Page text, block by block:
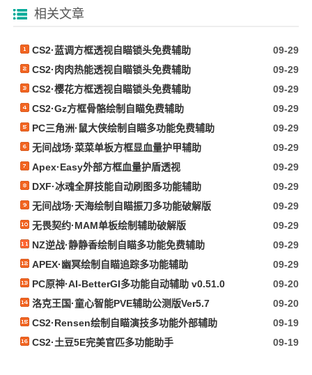
相关文章
CS2·蓝调方框透视自瞄锁头免费辅助
09-29
CS2·肉肉热能透视自瞄锁头免费辅助
09-29
CS2·樱花方框透视自瞄锁头免费辅助
09-29
CS2·Gz方框骨骼绘制自瞄免费辅助
09-29
PC三角洲·鼠大侠绘制自瞄多功能免费辅助
09-29
无间战场·菜菜单板方框显血量护甲辅助
09-29
Apex·Easy外部方框血量护盾透视
09-29
DXF·冰魂全屏技能自动刷图多功能辅助
09-29
无间战场·天海绘制自瞄振刀多功能破解版
09-29
无畏契约·MAM单板绘制辅助破解版
09-29
NZ逆战·静静香绘制自瞄多功能免费辅助
09-29
APEX·幽冥绘制自瞄追踪多功能辅助
09-29
PC原神·AI-BetterGI多功能自动辅助 v0.51.0
09-20
洛克王国·童心智能PVE辅助公测版Ver5.7
09-20
CS2·Rensen绘制自瞄演技多功能外部辅助
09-19
CS2·土豆5E完美官匹多功能助手
09-19